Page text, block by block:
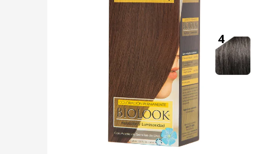
DAMAS CONFECCIONES
HOMBRES CONFECCIONES
LENCERIA